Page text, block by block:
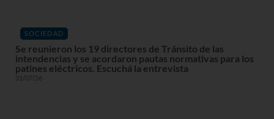
SOCIEDAD
Se reunieron los 19 directores de Tránsito de las
intendencias y se acordaron pautas normativas para los
patines eléctricos. Escuchá la entrevista
31/07/26